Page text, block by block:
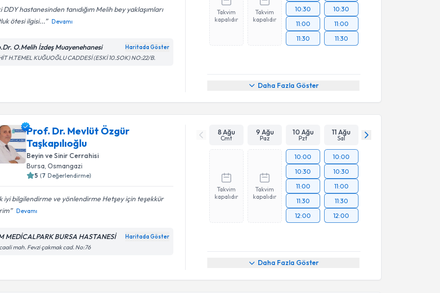
DDY hastanesinden tanıdığım Melih bey yaklaşımları
ötesi ilgisi...
Devamı
O.Melih İzdeş Muayenehanesi Haritada Göster
H.TEMEL KUĞUOĞLU CADDESİ (ESKİ 10.SOK) NO:22/B.
Takvim
kapalıdır
Takvim
kapalıdır
10:30
11:00
11:30
10:30
11:00
11:30
Daha Fazla Göster
Prof. Dr. Mevlüt Özgür
Taşkapılıoğlu
Beyin ve Sinir Cerrahisi
Bursa, Osmangazi
5 (7 Değerlendirme)
iyi bilgilendirme ve yönlendirme Hetşey için teşekkür
Devamı
MEDİCALPARK BURSA HASTANESİ Haritada Göster
mah. Fevzi çakmak cad. No:76
8 Ağu
Cmt
9 Ağu
Paz
10 Ağu
Pzt
11 Ağu
Sal
Takvim
kapalıdır
Takvim
kapalıdır
10:00
10:30
11:00
11:30
12:00
10:00
10:30
11:00
11:30
12:00
Daha Fazla Göster